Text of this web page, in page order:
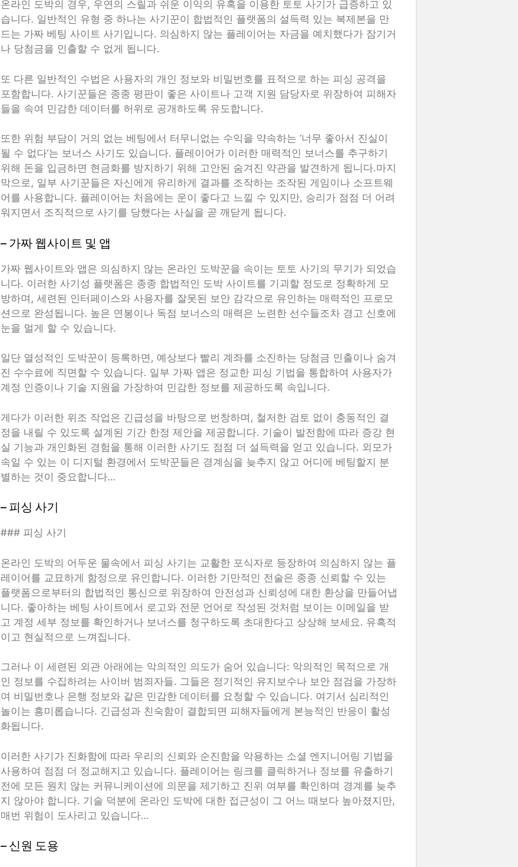
온라인 도박의 경우, 우연의 스릴과 쉬운 이익의 유혹을 이용한 토토 사기가 급증하고 있
습니다. 일반적인 유형 중 하나는 사기꾼이 합법적인 플랫폼의 설득력 있는 복제본을 만
드는 가짜 베팅 사이트 사기입니다. 의심하지 않는 플레이어는 자금을 예치했다가 잠기거
나 당첨금을 인출할 수 없게 됩니다.
또 다른 일반적인 수법은 사용자의 개인 정보와 비밀번호를 표적으로 하는 피싱 공격을
포함합니다. 사기꾼들은 종종 평판이 좋은 사이트나 고객 지원 담당자로 위장하여 피해자
들을 속여 민감한 데이터를 허위로 공개하도록 유도합니다.
또한 위험 부담이 거의 없는 베팅에서 터무니없는 수익을 약속하는 ‘너무 좋아서 진실이
될 수 없다’는 보너스 사기도 있습니다. 플레이어가 이러한 매력적인 보너스를 추구하기
위해 돈을 입금하면 현금화를 방지하기 위해 고안된 숨겨진 약관을 발견하게 됩니다.마지
막으로, 일부 사기꾼들은 자신에게 유리하게 결과를 조작하는 조작된 게임이나 소프트웨
어를 사용합니다. 플레이어는 처음에는 운이 좋다고 느낄 수 있지만, 승리가 점점 더 어려
워지면서 조직적으로 사기를 당했다는 사실을 곧 깨닫게 됩니다.
– 가짜 웹사이트 및 앱
가짜 웹사이트와 앱은 의심하지 않는 온라인 도박꾼을 속이는 토토 사기의 무기가 되었습
니다. 이러한 사기성 플랫폼은 종종 합법적인 도박 사이트를 기괴할 정도로 정확하게 모
방하며, 세련된 인터페이스와 사용자를 잘못된 보안 감각으로 유인하는 매력적인 프로모
션으로 완성됩니다. 높은 연봉이나 독점 보너스의 매력은 노련한 선수들조차 경고 신호에
눈을 멀게 할 수 있습니다.
일단 열성적인 도박꾼이 등록하면, 예상보다 빨리 계좌를 소진하는 당첨금 인출이나 숨겨
진 수수료에 직면할 수 있습니다. 일부 가짜 앱은 정교한 피싱 기법을 통합하여 사용자가
계정 인증이나 기술 지원을 가장하여 민감한 정보를 제공하도록 속입니다.
게다가 이러한 위조 작업은 긴급성을 바탕으로 번창하며, 철저한 검토 없이 충동적인 결
정을 내릴 수 있도록 설계된 기간 한정 제안을 제공합니다. 기술이 발전함에 따라 증강 현
실 기능과 개인화된 경험을 통해 이러한 사기도 점점 더 설득력을 얻고 있습니다. 외모가
속일 수 있는 이 디지털 환경에서 도박꾼들은 경계심을 늦추지 않고 어디에 베팅할지 분
별하는 것이 중요합니다…
– 피싱 사기
### 피싱 사기
온라인 도박의 어두운 물속에서 피싱 사기는 교활한 포식자로 등장하여 의심하지 않는 플
레이어를 교묘하게 함정으로 유인합니다. 이러한 기만적인 전술은 종종 신뢰할 수 있는
플랫폼으로부터의 합법적인 통신으로 위장하여 안전성과 신뢰성에 대한 환상을 만들어냅
니다. 좋아하는 베팅 사이트에서 로고와 전문 언어로 작성된 것처럼 보이는 이메일을 받
고 계정 세부 정보를 확인하거나 보너스를 청구하도록 초대한다고 상상해 보세요. 유혹적
이고 현실적으로 느껴집니다.
그러나 이 세련된 외관 아래에는 악의적인 의도가 숨어 있습니다: 악의적인 목적으로 개
인 정보를 수집하려는 사이버 범죄자들. 그들은 정기적인 유지보수나 보안 점검을 가장하
여 비밀번호나 은행 정보와 같은 민감한 데이터를 요청할 수 있습니다. 여기서 심리적인
놀이는 흥미롭습니다. 긴급성과 친숙함이 결합되면 피해자들에게 본능적인 반응이 활성
화됩니다.
이러한 사기가 진화함에 따라 우리의 신뢰와 순진함을 악용하는 소셜 엔지니어링 기법을
사용하여 점점 더 정교해지고 있습니다. 플레이어는 링크를 클릭하거나 정보를 유출하기
전에 모든 원치 않는 커뮤니케이션에 의문을 제기하고 진위 여부를 확인하며 경계를 늦추
지 않아야 합니다. 기술 덕분에 온라인 도박에 대한 접근성이 그 어느 때보다 높아졌지만,
매번 위험이 도사리고 있습니다…
– 신원 도용